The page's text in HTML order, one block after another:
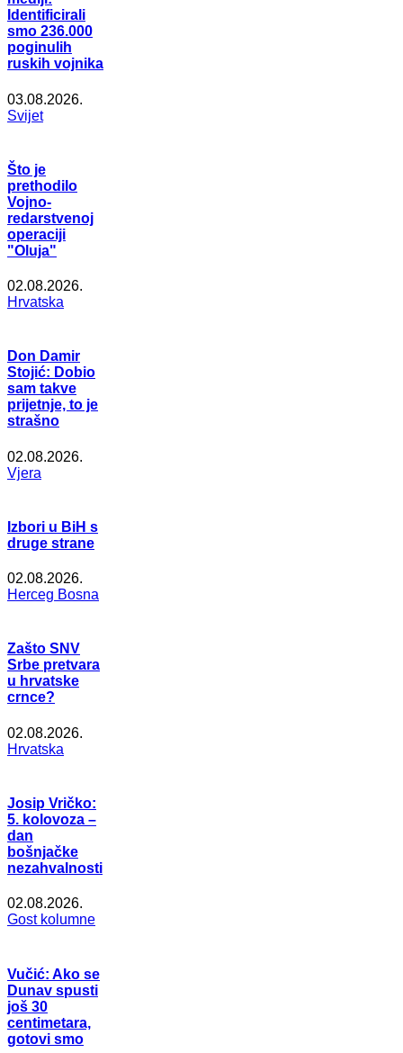
Identificirali
smo 236.000
poginulih
ruskih vojnika
03.08.2026.
Svijet
Što je
prethodilo
Vojno-
redarstvenoj
operaciji
"Oluja"
02.08.2026.
Hrvatska
Don Damir
Stojić: Dobio
sam takve
prijetnje, to je
strašno
02.08.2026.
Vjera
Izbori u BiH s
druge strane
02.08.2026.
Herceg Bosna
Zašto SNV
Srbe pretvara
u hrvatske
crnce?
02.08.2026.
Hrvatska
Josip Vričko:
5. kolovoza –
dan
bošnjačke
nezahvalnosti
02.08.2026.
Gost kolumne
Vučić: Ako se
Dunav spusti
još 30
centimetara,
gotovi smo